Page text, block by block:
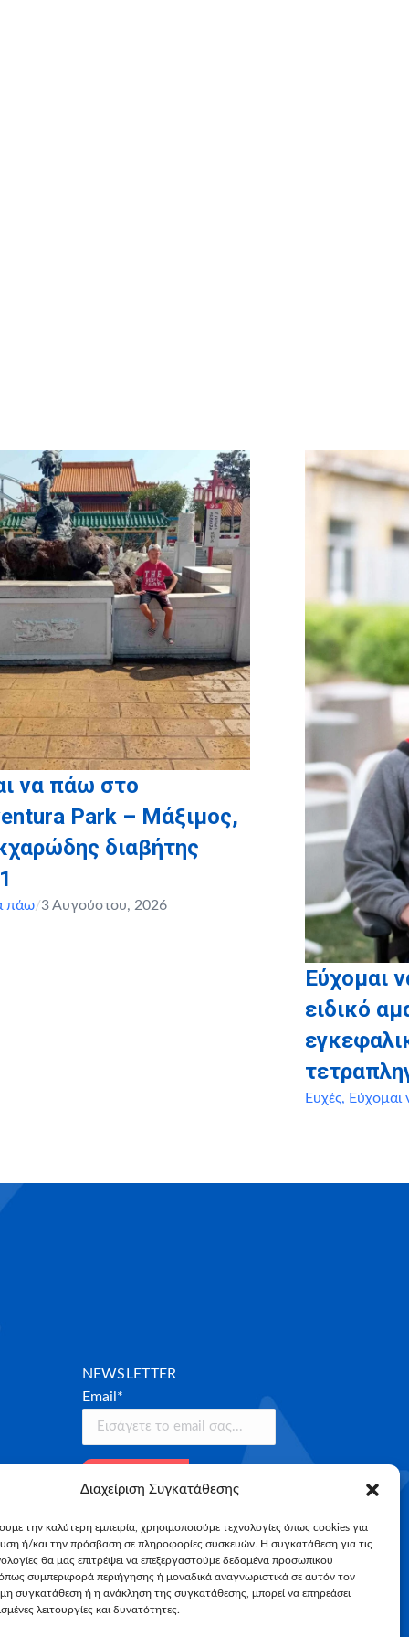
Διαχείριση Συγκατάθεσης
την καλύτερη εμπειρία, χρησιμοποιούμε τεχνολογίες όπως cookies για
ή/και την πρόσβαση σε πληροφορίες συσκευών. Η συγκατάθεση για τις
θα μας επιτρέψει να επεξεργαστούμε δεδομένα προσωπικού
συμπεριφορά περιήγησης ή μοναδικά αναγνωριστικά σε αυτόν τον
συγκατάθεση ή η ανάκληση της συγκατάθεσης, μπορεί να επηρεάσει
λειτουργίες και δυνατότητες.
να πάω στο
Park – Μάξιμος,
διαβήτης
πάω/3 Αυγούστου, 2026
Εύχομαι
ειδικό
Ευχές,
NEWSLETTER
Email*